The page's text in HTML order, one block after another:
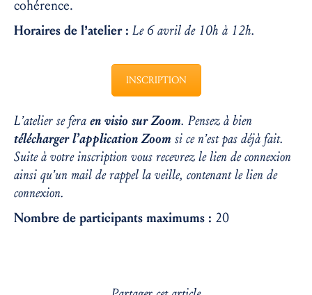
cohérence.
Horaires de l’atelier : Le 6 avril de 10h à 12h.
INSCRIPTION
L’atelier se fera en visio sur Zoom. Pensez à bien
télécharger l’application Zoom si ce n’est pas déjà fait.
Suite à votre inscription vous recevrez le lien de connexion
ainsi qu’un mail de rappel la veille, contenant le lien de
connexion.
Nombre de participants maximums : 20